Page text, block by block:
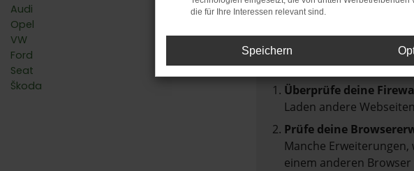
Audi
Opel
VW
Ford
Seat
Škoda
Fehler: Network Error
Beim Laden ist ein Fehler
Hier sind ein paar Tipps,
Überprüfe deine
Laden andere
Prüfe deine
Manche
einem anderen
die für Ihre Interessen relevant sind.
Speichern